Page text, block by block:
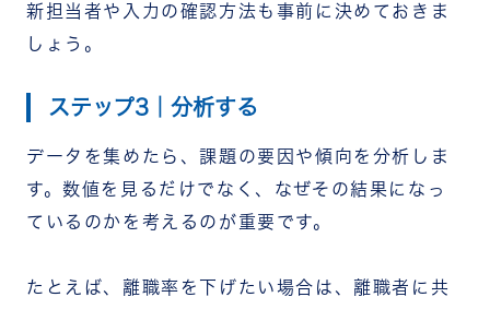
新担当者や入力の確認方法も事前に決めておきま
しょう。
ステップ3｜分析する
データを集めたら、課題の要因や傾向を分析しま
す。 数値を見るだけでなく、なぜその結果になっ
ているのかを考えるのが重要です。
たとえば、離職率を下げたい場合は、離職者に共